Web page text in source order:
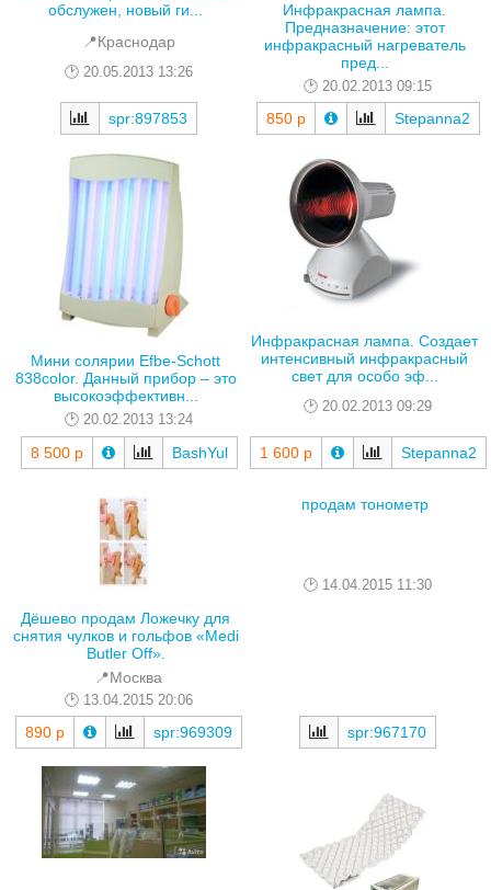
обслужен, новый ги...
📍Краснодар
20.05.2013 13:26
spr:897853
Инфракрасная лампа.
Предназначение: этот
инфракрасный нагреватель
пред...
20.02.2013 09:15
850 р Stepanna2
Мини солярии Efbe-Schott
838color. Данный прибор – это
высокоэффективн...
20.02.2013 13:24
8 500 р BashYul
Инфракрасная лампа. Создает
интенсивный инфракрасный
свет для особо эф...
20.02.2013 09:29
1 600 р Stepanna2
Дёшево продам Ложечку для
снятия чулков и гольфов «Medi
Butler Off».
📍Москва
13.04.2015 20:06
890 р spr:969309
продам тонометр
14.04.2015 11:30
spr:967170